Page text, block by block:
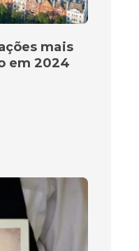
mais
em 2024